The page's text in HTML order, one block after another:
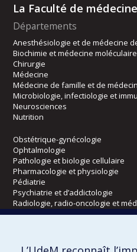
La Faculté de médecine
Départements
Anesthésiologie et de médecine
Biochimie et médecine moléculaire
Chirurgie
Médecine
Médecine de famille et de
Microbiologie, infectiologie et
Neurosciences
Nutrition
Obstétrique-gynécologie
Ophtalmologie
Pathologie et biologie cellulaire
Pharmacologie et physiologie
Pédiatrie
Psychiatrie et d’addictologie
Radiologie, radio-oncologie et